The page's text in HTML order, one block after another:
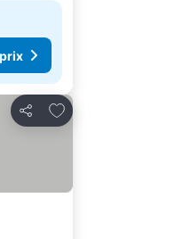
Partager
Ajouter à mes favoris